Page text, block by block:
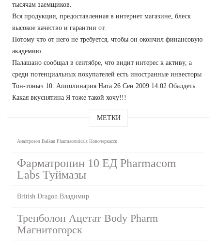
тысячам заемщиков.
Вся продукция, предоставленная в интернет магазине, блеск
высокое качество и гарантии от.
Потому что от него не требуется, чтобы он окончил финансовую
академию.
Палашано сообщал в сентябре, что видит интерес к активу, а
среди потенциальных покупателей есть иностранные инвесторы
Тон-тоныч 10. Апполинария Ната 26 Сен 2009 14:02 Обалдеть
Какая вкуснятина Я тоже такой хочу!!!
МЕТКИ
Анастрозол Balkan Pharmaceuticals Новочеркасск
Фарматропин 10 ЕД Pharmacom
Labs Туймазы
British Dragon Владимир
Тренболон Ацетат Body Pharm
Магнитогорск